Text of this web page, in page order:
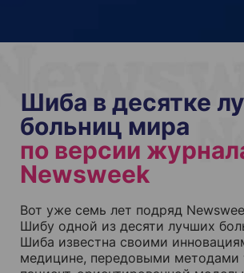
Шиба в десятке
больниц мира
по версии
Newsweek
Вот уже семь лет подряд
Шибу одной из десяти лучших
Шиба известна своими
медицине, передовыми методами